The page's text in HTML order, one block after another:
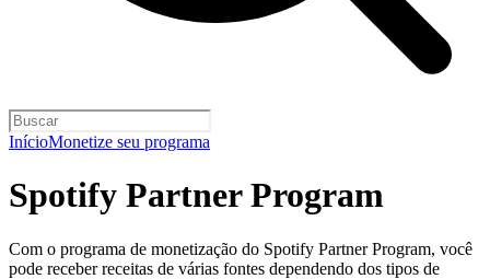
InícioMonetize seu programa
Spotify Partner Program
Com o programa de monetização do Spotify Partner Program, você
pode receber receitas de várias fontes dependendo dos tipos de